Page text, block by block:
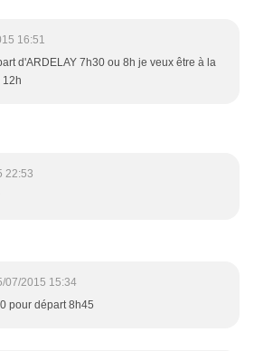
16:51
d'ARDELAY 7h30 ou 8h je veux être à la
12h
22:53
07/2015 15:34
pour départ 8h45